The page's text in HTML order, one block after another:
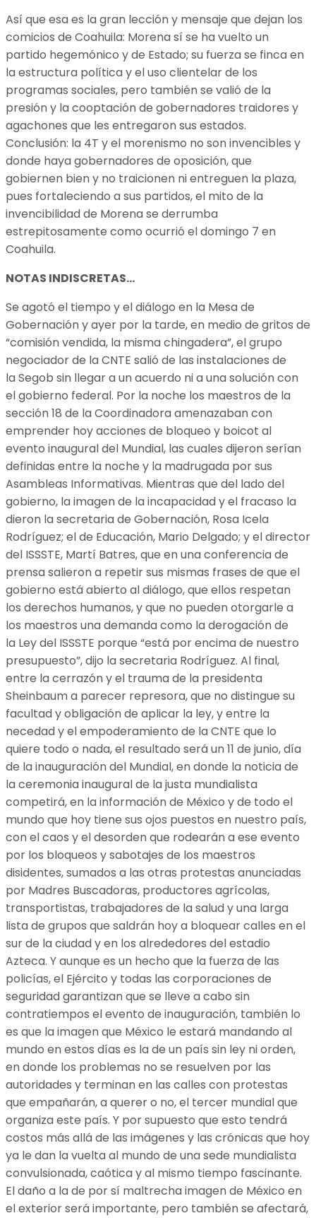
Así que esa es la gran lección y mensaje que dejan los
comicios de Coahuila: Morena sí se ha vuelto un
partido hegemónico y de Estado; su fuerza se finca en
la estructura política y el uso clientelar de los
programas sociales, pero también se valió de la
presión y la cooptación de gobernadores traidores y
agachones que les entregaron sus estados.
Conclusión: la 4T y el morenismo no son invencibles y
donde haya gobernadores de oposición, que
gobiernen bien y no traicionen ni entreguen la plaza,
pues fortaleciendo a sus partidos, el mito de la
invencibilidad de Morena se derrumba
estrepitosamente como ocurrió el domingo 7 en
Coahuila.
NOTAS INDISCRETAS…
Se agotó el tiempo y el diálogo en la Mesa de
Gobernación y ayer por la tarde, en medio de gritos de
“comisión vendida, la misma chingadera”, el grupo
negociador de la CNTE salió de las instalaciones de
la Segob sin llegar a un acuerdo ni a una solución con
el gobierno federal. Por la noche los maestros de la
sección 18 de la Coordinadora amenazaban con
emprender hoy acciones de bloqueo y boicot al
evento inaugural del Mundial, las cuales dijeron serían
definidas entre la noche y la madrugada por sus
Asambleas Informativas. Mientras que del lado del
gobierno, la imagen de la incapacidad y el fracaso la
dieron la secretaria de Gobernación, Rosa Icela
Rodríguez; el de Educación, Mario Delgado; y el director
del ISSSTE, Martí Batres, que en una conferencia de
prensa salieron a repetir sus mismas frases de que el
gobierno está abierto al diálogo, que ellos respetan
los derechos humanos, y que no pueden otorgarle a
los maestros una demanda como la derogación de
la Ley del ISSSTE porque “está por encima de nuestro
presupuesto”, dijo la secretaria Rodríguez. Al final,
entre la cerrazón y el trauma de la presidenta
Sheinbaum a parecer represora, que no distingue su
facultad y obligación de aplicar la ley, y entre la
necedad y el empoderamiento de la CNTE que lo
quiere todo o nada, el resultado será un 11 de junio, día
de la inauguración del Mundial, en donde la noticia de
la ceremonia inaugural de la justa mundialista
competirá, en la información de México y de todo el
mundo que hoy tiene sus ojos puestos en nuestro país,
con el caos y el desorden que rodearán a ese evento
por los bloqueos y sabotajes de los maestros
disidentes, sumados a las otras protestas anunciadas
por Madres Buscadoras, productores agrícolas,
transportistas, trabajadores de la salud y una larga
lista de grupos que saldrán hoy a bloquear calles en el
sur de la ciudad y en los alrededores del estadio
Azteca. Y aunque es un hecho que la fuerza de las
policías, el Ejército y todas las corporaciones de
seguridad garantizan que se lleve a cabo sin
contratiempos el evento de inauguración, también lo
es que la imagen que México le estará mandando al
mundo en estos días es la de un país sin ley ni orden,
en donde los problemas no se resuelven por las
autoridades y terminan en las calles con protestas
que empañarán, a querer o no, el tercer mundial que
organiza este país. Y por supuesto que esto tendrá
costos más allá de las imágenes y las crónicas que hoy
ya le dan la vuelta al mundo de una sede mundialista
convulsionada, caótica y al mismo tiempo fascinante.
El daño a la de por sí maltrecha imagen de México en
el exterior será importante, pero también se afectará,